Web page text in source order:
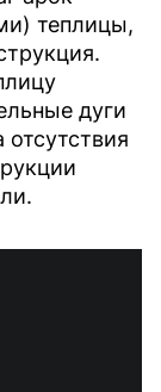
теплицы,
дуги